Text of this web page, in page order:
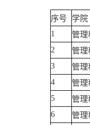
序号
学院
1
管理
2
管理
3
管理
4
管理
5
管理
6
管理